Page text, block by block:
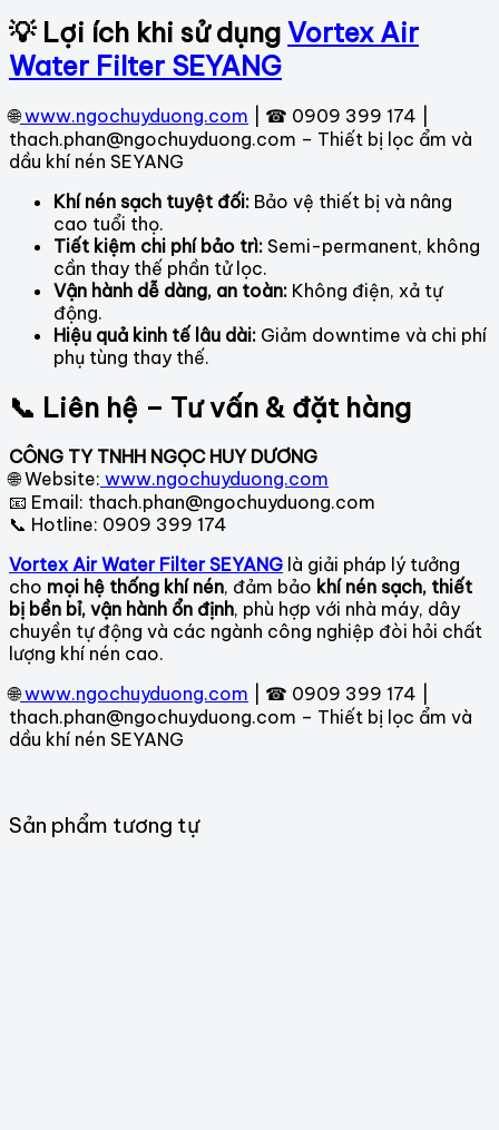
💡 Lợi ích khi sử dụng Vortex Air
Water Filter SEYANG
🌐 www.ngochuyduong.com | ☎ 0909 399 174 |
thach.phan@ngochuyduong.com – Thiết bị lọc ẩm và
dầu khí nén SEYANG
Khí nén sạch tuyệt đối: Bảo vệ thiết bị và nâng
cao tuổi thọ.
Tiết kiệm chi phí bảo trì: Semi-permanent, không
cần thay thế phần tử lọc.
Vận hành dễ dàng, an toàn: Không điện, xả tự
động.
Hiệu quả kinh tế lâu dài: Giảm downtime và chi phí
phụ tùng thay thế.
📞 Liên hệ – Tư vấn & đặt hàng
CÔNG TY TNHH NGỌC HUY DƯƠNG
🌐 Website: www.ngochuyduong.com
📧 Email: thach.phan@ngochuyduong.com
📞 Hotline: 0909 399 174
Vortex Air Water Filter SEYANG là giải pháp lý tưởng
cho mọi hệ thống khí nén, đảm bảo khí nén sạch, thiết
bị bền bỉ, vận hành ổn định, phù hợp với nhà máy, dây
chuyền tự động và các ngành công nghiệp đòi hỏi chất
lượng khí nén cao.
🌐 www.ngochuyduong.com | ☎ 0909 399 174 |
thach.phan@ngochuyduong.com – Thiết bị lọc ẩm và
dầu khí nén SEYANG
Sản phẩm tương tự